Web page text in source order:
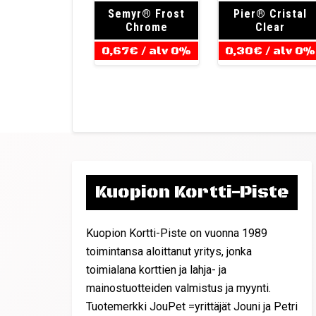
Semyr® Frost
Chrome
0,67€ / alv 0%
Pier® Cristal
Clear
0,30€ / alv 0%
Kuopion Kortti-Piste
Kuopion Kortti-Piste on vuonna 1989
toimintansa aloittanut yritys, jonka
toimialana korttien ja lahja- ja
mainostuotteiden valmistus ja myynti.
Tuotemerkki JouPet =yrittäjät Jouni ja Petri